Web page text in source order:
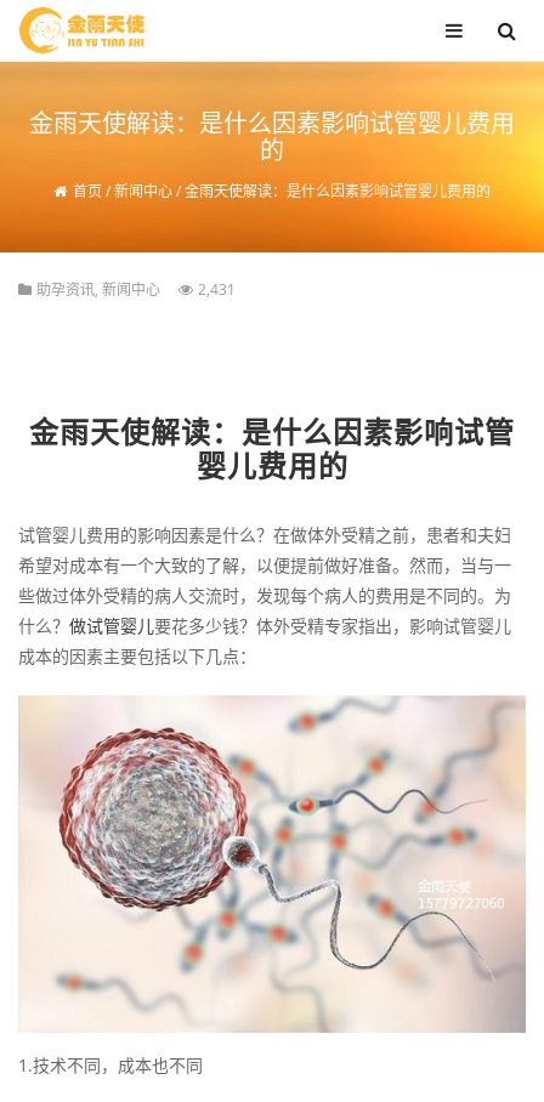
金雨天使解读：是什么因素影响试管婴儿费用
的
首页/新闻中心/金雨天使解读：是什么因素影响试管婴儿费用的
助孕资讯, 新闻中心 2,431
金雨天使解读：是什么因素影响试管
婴儿费用的
试管婴儿费用的影响因素是什么？在做体外受精之前，患者和夫妇
希望对成本有一个大致的了解，以便提前做好准备。然而，当与一
些做过体外受精的病人交流时，发现每个病人的费用是不同的。为
什么？ 做试管婴儿要花多少钱？体外受精专家指出，影响试管婴儿
成本的因素主要包括以下几点：
1.技术不同，成本也不同